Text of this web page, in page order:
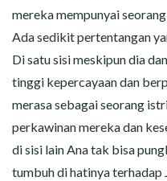
mereka mempunyai
Ada sedikit pertentangan
Di satu sisi meskipun dia
tinggi kepercayaan dan
merasa sebagai seorang
perkawinan mereka dan
di sisi lain Ana tak bisa
tumbuh di hatinya terhadap